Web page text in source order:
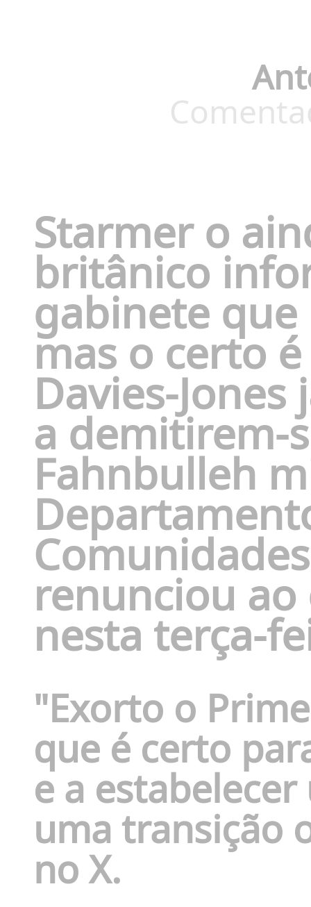
Starmer o
britânico
gabinete
mas o certo
Davies-
a demitirem-
Fahnbulleh
renunciou
nesta terça-
"Exorto o
que é certo
e a
uma transição
no X.